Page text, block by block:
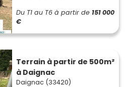
Du T1 au T6 à partir de 151 000
€
Terrain à partir de 500m²
à Daignac
Daignac (33420)